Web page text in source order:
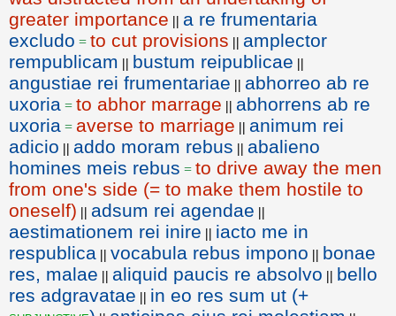
greater importance || a re frumentaria
excludo = to cut provisions || amplector
rempublicam || bustum reipublicae ||
angustiae rei frumentariae || abhorreo ab re
uxoria = to abhor marrage || abhorrens ab re
uxoria = averse to marriage || animum rei
adicio || addo moram rebus || abalieno
homines meis rebus = to drive away the men
from one's side (= to make them hostile to
oneself) || adsum rei agendae ||
aestimationem rei inire || iacto me in
respublica || vocabula rebus impono || bonae
res, malae || aliquid paucis re absolvo || bello
res adgravatae || in eo res sum ut (+